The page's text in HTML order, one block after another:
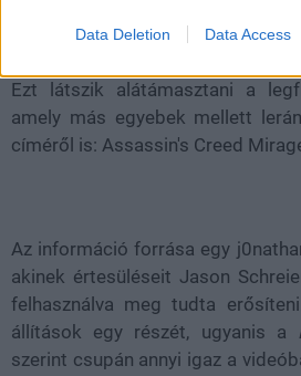
Data Deletion Data Access
Mind közül a legvalószínűbb
Ezt látszik alátámasztani a
amely más egyebek mellett
címéről is: Assassin's Creed
Az információ forrása egy
akinek értesüléseit Jason
felhasználva meg tudta
állítások egy részét, ugyanis a
szerint csupán annyi igaz a